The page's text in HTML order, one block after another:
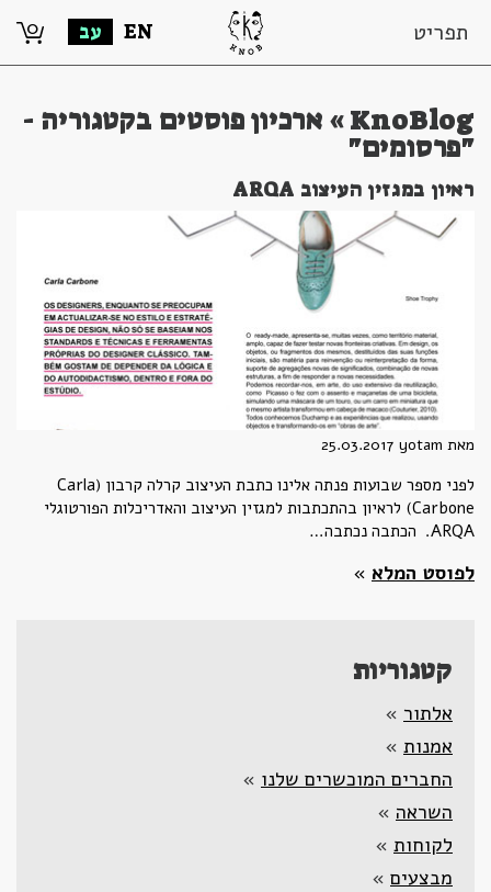
תפריט EN עב 0
KnoBlog » ארכיון פוסטים בקטגוריה -
"פרסומים"
ראיון במגזין העיצוב ARQA
מאת yotam 25.03.2017
לפני מספר שבועות פנתה אלינו כתבת העיצוב קרלה קרבון (Carla
Carbone) לראיון בהתכתבות למגזין העיצוב והאדריכלות הפורטוגלי
ARQA. הכתבה נכתבה…
לפוסט המלא »
קטגוריות
אלתור »
אמנות »
החברים המוכשרים שלנו »
השראה »
לקוחות »
מבצעים »